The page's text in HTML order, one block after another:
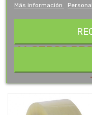
16 OTROS
Más información